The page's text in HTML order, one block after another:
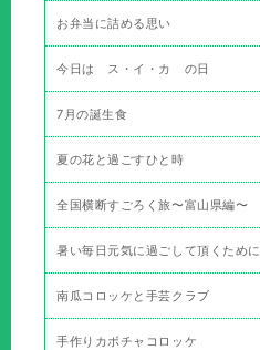
お弁当に詰める思い
今日は ス・イ・カ の日
7月の誕生食
夏の花と過ごすひと時
全国横断すごろく旅〜富山県編〜
暑い毎日元気に過ごして頂くために
南瓜コロッケと手芸クラブ
手作りカボチャコロッケ